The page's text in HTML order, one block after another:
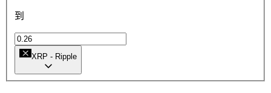
到
XRP - Ripple